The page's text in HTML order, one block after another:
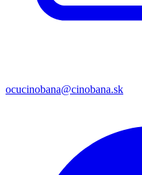
ocucinobana@cinobana.sk